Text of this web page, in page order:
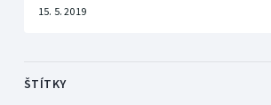
15. 5. 2019
ŠTÍTKY